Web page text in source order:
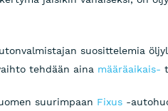
suosittelemia
tehdään aina määräaikais-
suurimpaan Fixus -